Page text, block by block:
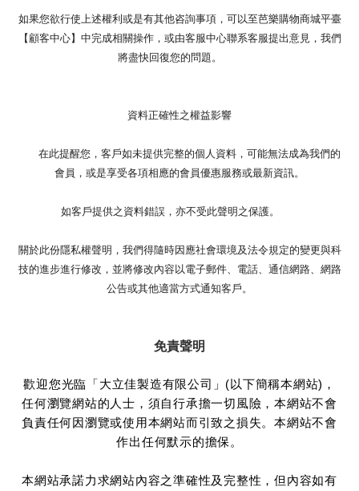
如果您欲行使上述權利或是有其他咨詢事項，可以至芭樂購物商城平臺
【顧客中心】中完成相關操作，或由客服中心聯系客服提出意見，我們
將盡快回復您的問題。
資料正確性之權益影響
在此提醒您，客戶如未提供完整的個人資料，可能無法成為我們的
會員，或是享受各項相應的會員優惠服務或最新資訊。
如客戶提供之資料錯誤，亦不受此聲明之保護。
關於此份隱私權聲明，我們得隨時因應社會環境及法令規定的變更與科
技的進步進行修改，並將修改內容以電子郵件、電話、通信網路、網路
公告或其他適當方式通知客戶。
免責聲明
歡迎您光臨「大立佳製造有限公司」(以下簡稱本網站)，
任何瀏覽網站的人士，須自行承擔一切風險，本網站不會
負責任何因瀏覽或使用本網站而引致之損失。本網站不會
作出任何默示的擔保。
本網站承諾力求網站內容之準確性及完整性，但內容如有